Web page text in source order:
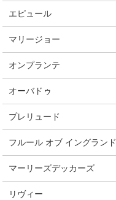
エピュール
マリージョー
オンプランテ
オーバドゥ
プレリュード
フルール オブ イングランド
マーリーズデッカーズ
リヴィー